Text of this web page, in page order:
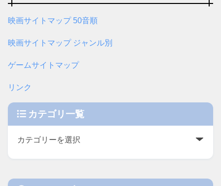
映画サイトマップ 50音順
映画サイトマップ ジャンル別
ゲームサイトマップ
リンク
カテゴリ一覧